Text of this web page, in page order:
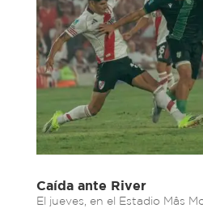
Caída ante River
El jueves, en el Estadio Mâs